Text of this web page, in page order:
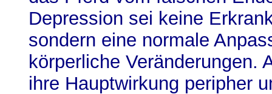
Depression sei keine
sondern eine normale
körperliche Veränderungen.
ihre Hauptwirkung peripher